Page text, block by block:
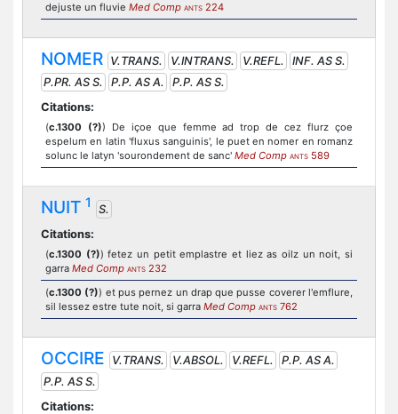
dejuste un fluvie Med Comp ANTS 224
NOMER V.TRANS. V.INTRANS. V.REFL.
INF. AS S.
P.PR. AS S.
P.P. AS A.
P.P. AS S.
Citations:
(c.1300 (?)) De içoe que femme ad trop de cez flurz çoe
espelum en latin 'fluxus sanguinis', le puet en nomer en romanz
solunc le latyn 'sourondement de sanc' Med Comp ANTS 589
NUIT 1
S.
Citations:
(c.1300 (?)) fetez un petit emplastre et liez as oilz un noit, si
garra Med Comp ANTS 232
(c.1300 (?)) et pus pernez un drap que pusse coverer l'emflure,
sil lessez estre tute noit, si garra Med Comp ANTS 762
OCCIRE V.TRANS. V.ABSOL. V.REFL.
P.P. AS A.
P.P. AS S.
Citations: